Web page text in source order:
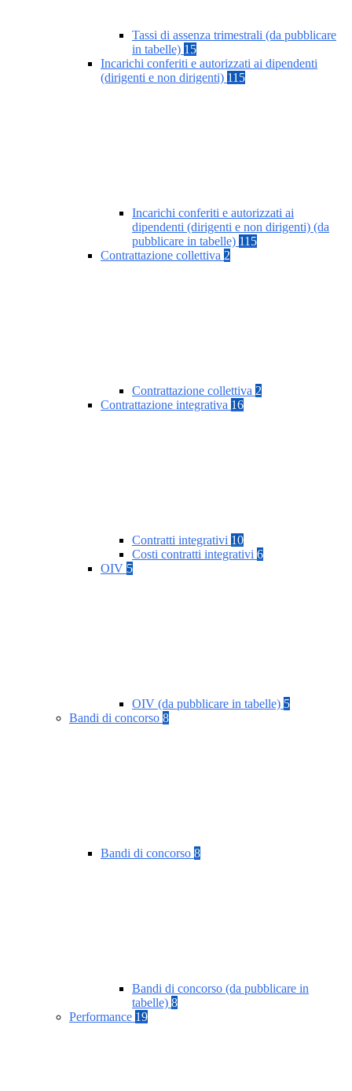
Tassi di assenza trimestrali (da pubblicare
in tabelle) 15
Incarichi conferiti e autorizzati ai dipendenti
(dirigenti e non dirigenti) 115
Incarichi conferiti e autorizzati ai
dipendenti (dirigenti e non dirigenti) (da
pubblicare in tabelle) 115
Contrattazione collettiva 2
Contrattazione collettiva 2
Contrattazione integrativa 16
Contratti integrativi 10
Costi contratti integrativi 6
OIV 5
OIV (da pubblicare in tabelle) 5
Bandi di concorso 8
Bandi di concorso 8
Bandi di concorso (da pubblicare in
tabelle) 8
Performance 19